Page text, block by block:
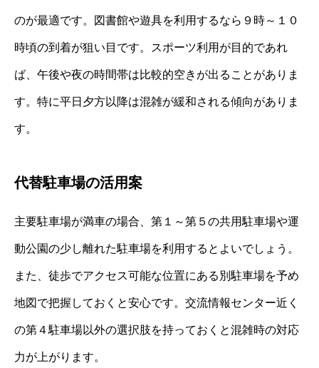
のが最適です。図書館や遊具を利用するなら９時～１０
時頃の到着が狙い目です。スポーツ利用が目的であれ
ば、午後や夜の時間帯は比較的空きが出ることがありま
す。特に平日夕方以降は混雑が緩和される傾向がありま
す。
代替駐車場の活用案
主要駐車場が満車の場合、第１～第５の共用駐車場や運
動公園の少し離れた駐車場を利用するとよいでしょう。
また、徒歩でアクセス可能な位置にある別駐車場を予め
地図で把握しておくと安心です。交流情報センター近く
の第４駐車場以外の選択肢を持っておくと混雑時の対応
力が上がります。